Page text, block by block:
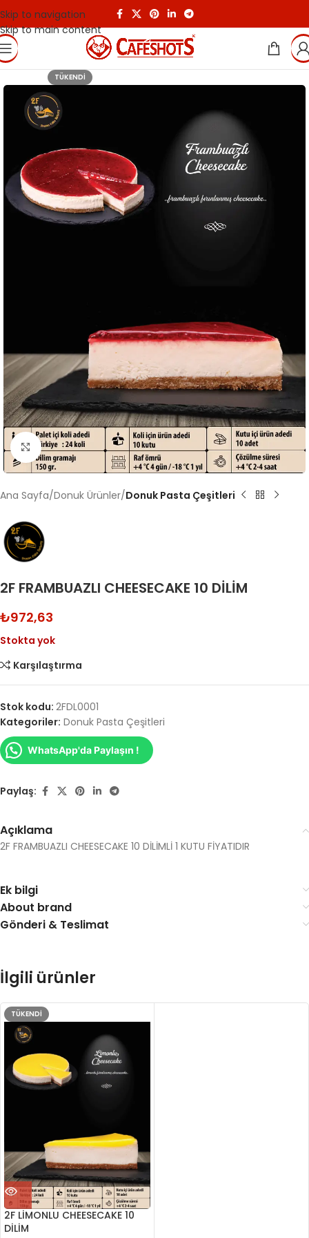
Skip to navigation
Skip to main content
TÜKENDI
Click to enlarge
Ana Sayfa Donuk Ürünler Donuk Pasta Çeşitleri
2F FRAMBUAZLI CHEESECAKE 10 DİLİM
₺972,63
Stokta yok
Karşılaştırma
Stok kodu: 2FDL0001
Kategoriler: Donuk Pasta Çeşitleri
WhatsApp'da Paylaşın !
Paylaş:
Açıklama
2F FRAMBUAZLI CHEESECAKE 10 DİLİMLİ 1 KUTU FİYATIDIR
Ek bilgi
About brand
Gönderi & Teslimat
İlgili ürünler
TÜKENDI
2F LİMONLU CHEESECAKE 10
DİLİM